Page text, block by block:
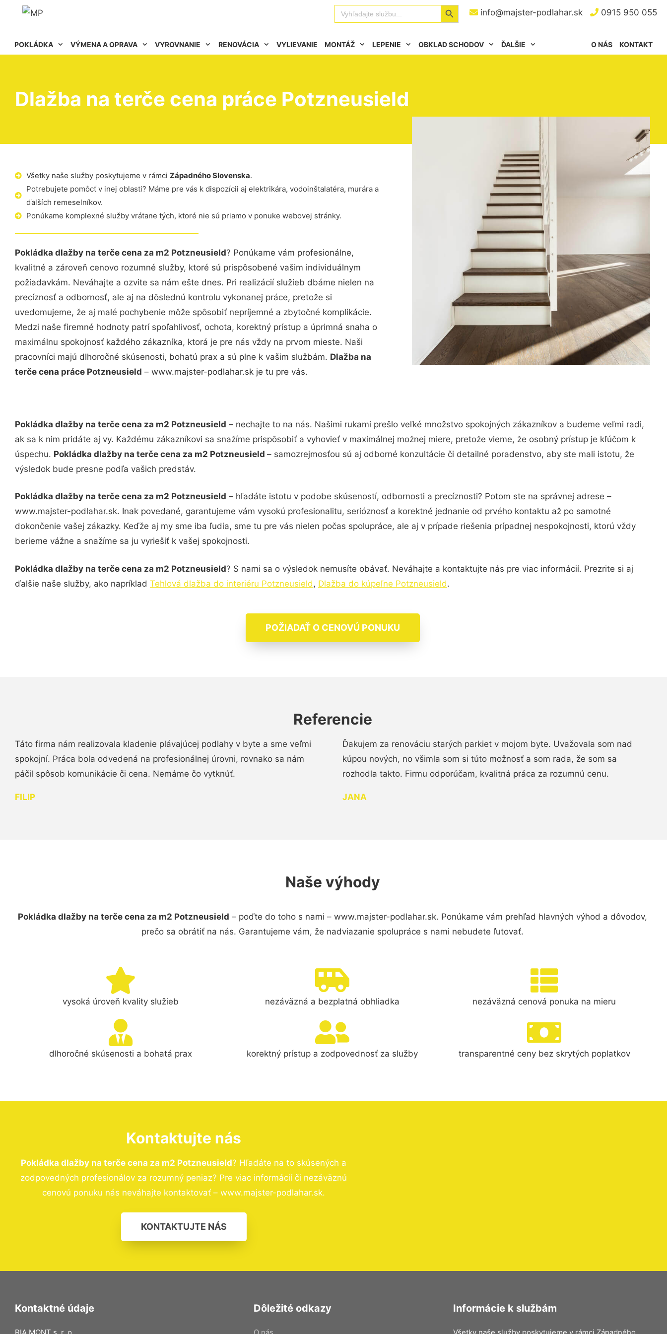
info@majster-podlahar.sk 0915 950 055
Search
for:
Search Button
POKLÁDKA VÝMENA A OPRAVA VYROVNANIE RENOVÁCIA VYLIEVANIE MONTÁŽ LEPENIE OBKLAD SCHODOV ĎALŠIE KONTAKT
O NÁS
Dlažba na terče cena práce Potzneusield
Všetky naše služby poskytujeme v rámci Západného Slovenska.
Potrebujete pomôcť v inej oblasti? Máme pre vás k dispozícii aj elektrikára, vodoinštalatéra, murára a
ďalších remeselníkov.
Ponúkame komplexné služby vrátane tých, ktoré nie sú priamo v ponuke webovej stránky.
Pokládka dlažby na terče cena za m2 Potzneusield? Ponúkame vám profesionálne,
kvalitné a zároveň cenovo rozumné služby, ktoré sú prispôsobené vašim individuálnym
požiadavkám. Neváhajte a ozvite sa nám ešte dnes. Pri realizácií služieb dbáme nielen na
precíznosť a odbornosť, ale aj na dôslednú kontrolu vykonanej práce, pretože si
uvedomujeme, že aj malé pochybenie môže spôsobiť nepríjemné a zbytočné komplikácie.
Medzi naše firemné hodnoty patrí spoľahlivosť, ochota, korektný prístup a úprimná snaha o
maximálnu spokojnosť každého zákazníka, ktorá je pre nás vždy na prvom mieste. Naši
pracovníci majú dlhoročné skúsenosti, bohatú prax a sú plne k vašim službám. Dlažba na
terče cena práce Potzneusield – www.majster-podlahar.sk je tu pre vás.
Pokládka dlažby na terče cena za m2 Potzneusield – nechajte to na nás. Našimi rukami prešlo veľké množstvo spokojných zákazníkov a budeme veľmi radi,
ak sa k nim pridáte aj vy. Každému zákazníkovi sa snažíme prispôsobiť a vyhovieť v maximálnej možnej miere, pretože vieme, že osobný prístup je kľúčom k
úspechu. Pokládka dlažby na terče cena za m2 Potzneusield – samozrejmosťou sú aj odborné konzultácie či detailné poradenstvo, aby ste mali istotu, že
výsledok bude presne podľa vašich predstáv.
Pokládka dlažby na terče cena za m2 Potzneusield – hľadáte istotu v podobe skúseností, odbornosti a precíznosti? Potom ste na správnej adrese –
www.majster-podlahar.sk. Inak povedané, garantujeme vám vysokú profesionalitu, serióznosť a korektné jednanie od prvého kontaktu až po samotné
dokončenie vašej zákazky. Keďže aj my sme iba ľudia, sme tu pre vás nielen počas spolupráce, ale aj v prípade riešenia prípadnej nespokojnosti, ktorú vždy
berieme vážne a snažíme sa ju vyriešiť k vašej spokojnosti.
Pokládka dlažby na terče cena za m2 Potzneusield? S nami sa o výsledok nemusíte obávať. Neváhajte a kontaktujte nás pre viac informácií. Prezrite si aj
ďalšie naše služby, ako napríklad Tehlová dlažba do interiéru Potzneusield , Dlažba do kúpeľne Potzneusield.
POŽIADAŤ O CENOVÚ PONUKU
Referencie
Táto firma nám realizovala kladenie plávajúcej podlahy v byte a sme veľmi
spokojní. Práca bola odvedená na profesionálnej úrovni, rovnako sa nám
páčil spôsob komunikácie či cena. Nemáme čo vytknúť.
FILIP
Ďakujem za renováciu starých parkiet v mojom byte. Uvažovala som nad
kúpou nových, no všimla som si túto možnosť a som rada, že som sa
rozhodla takto. Firmu odporúčam, kvalitná práca za rozumnú cenu.
JANA
Naše výhody
Pokládka dlažby na terče cena za m2 Potzneusield – poďte do toho s nami – www.majster-podlahar.sk. Ponúkame vám prehľad hlavných výhod a dôvodov,
prečo sa obrátiť na nás. Garantujeme vám, že nadviazanie spolupráce s nami nebudete ľutovať.
vysoká úroveň kvality služieb nezáväzná a bezplatná obhliadka nezáväzná cenová ponuka na mieru
dlhoročné skúsenosti a bohatá prax korektný prístup a zodpovednosť za služby transparentné ceny bez skrytých poplatkov
Kontaktujte nás
Pokládka dlažby na terče cena za m2 Potzneusield? Hľadáte na to skúsených a
zodpovedných profesionálov za rozumný peniaz? Pre viac informácií či nezáväznú
cenovú ponuku nás neváhajte kontaktovať – www.majster-podlahar.sk.
KONTAKTUJTE NÁS
Kontaktné údaje Dôležité odkazy Informácie k službám